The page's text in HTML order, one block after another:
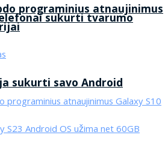
sukurti tvarumo
programinius atnaujinimus
sukurti savo Android